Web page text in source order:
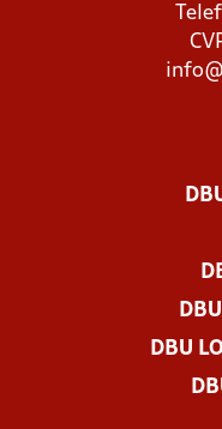
DBU